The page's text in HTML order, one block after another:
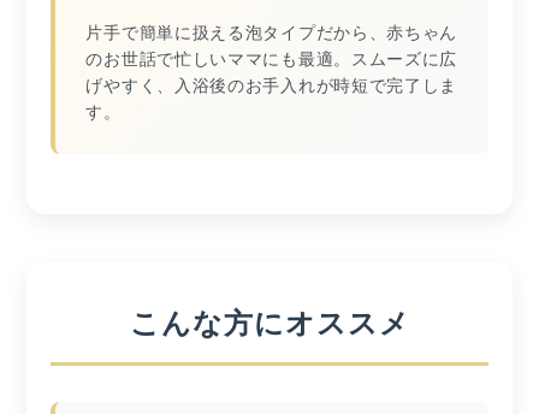
片手で簡単に扱える泡タイプだから、赤ちゃん
のお世話で忙しいママにも最適。スムーズに広
げやすく、入浴後のお手入れが時短で完了しま
す。
こんな方にオススメ